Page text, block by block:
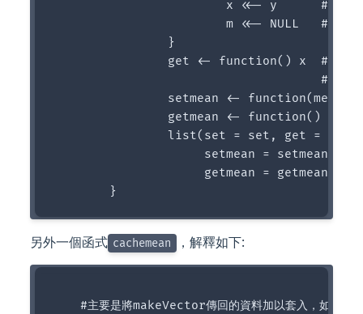
x <<- y      #
m <<- NULL   #
                }
get <- function() x  #
#
setmean <- function(mean)
                getmean <- function() m
                list(set = set, get = get,
                     setmean = setmean,
                     getmean = getmean)
另外一個函式 cachemean ，解釋如下:
#主要是將makeVector傳回的資料加以套入，如果沒有